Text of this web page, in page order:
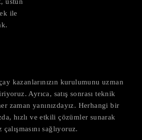
ile
kazanlarınızın kurulumunu uzman
Ayrıca, satış sonrası teknik
zaman yanınızdayız. Herhangi bir
hızlı ve etkili çözümler sunarak
sağlıyoruz.